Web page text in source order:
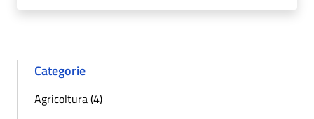
Categorie
Agricoltura (4)